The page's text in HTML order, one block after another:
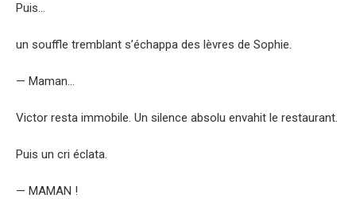
Puis…
un souffle tremblant s’échappa des lèvres de Sophie.
— Maman…
Victor resta immobile. Un silence absolu envahit le restaurant.
Puis un cri éclata.
— MAMAN !